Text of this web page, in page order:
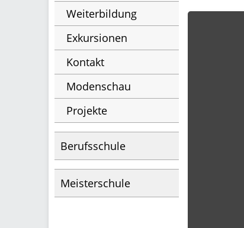
Weiterbildung
Exkursionen
Kontakt
Modenschau
Projekte
Berufsschule
Meisterschule